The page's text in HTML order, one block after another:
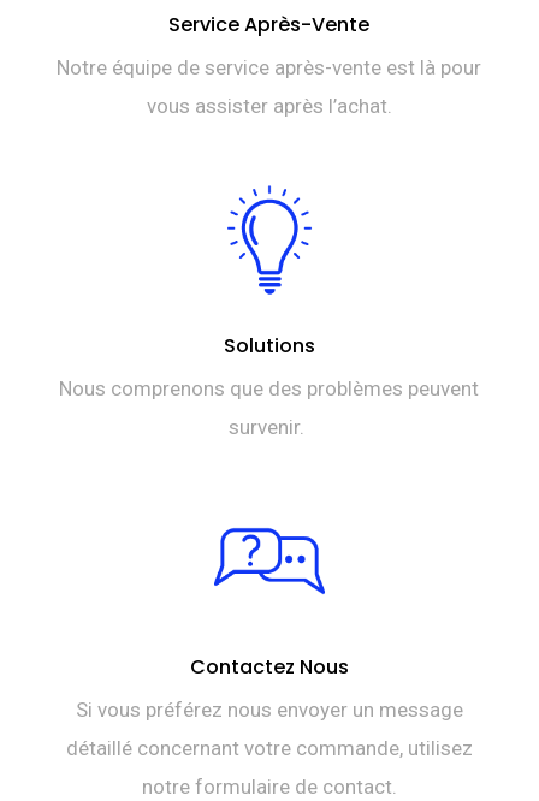
Service Après-Vente
Notre équipe de service après-vente est là pour
vous assister après l’achat.
Solutions
Nous comprenons que des problèmes peuvent
survenir.
Contactez Nous
Si vous préférez nous envoyer un message
détaillé concernant votre commande, utilisez
notre formulaire de contact.